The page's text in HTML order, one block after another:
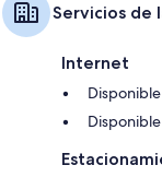
Servicios de
Internet